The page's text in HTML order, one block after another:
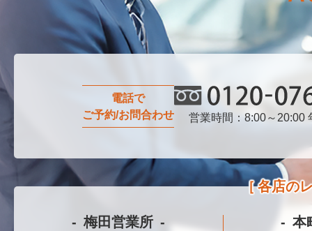
電話で
ご予約/お問合わせ
0120-076-750
営業時間：8:00～20:00
各店の
梅田営業所 本